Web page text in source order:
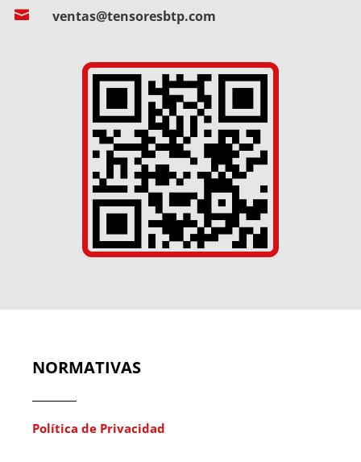
 ventas@tensoresbtp.com
NORMATIVAS
Política de Privacidad